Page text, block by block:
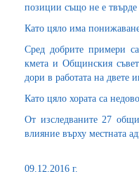
позиции също не е
Като цяло има
Сред добрите примери
кмета и Общинския
дори в работата на двете
Като цяло хората са
От изследваните 27
влияние върху местната
09.12.2016 г.